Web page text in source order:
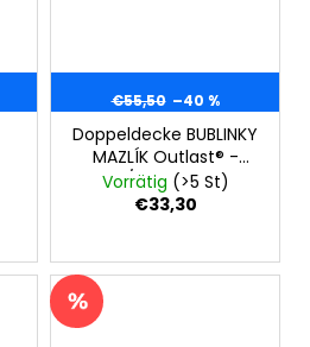
€55,50 –40 %
Doppeldecke BUBLINKY
MAZLÍK Outlast® -
denim/Baumaschinen
Vorrätig (>5 St)
€33,30